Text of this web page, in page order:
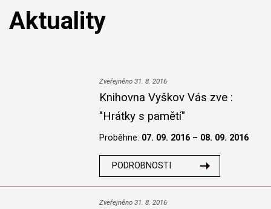
Aktuality
Zveřejněno 31. 8. 2016
Knihovna Vyškov Vás zve :
"Hrátky s pamětí"
Proběhne: 07. 09. 2016 – 08. 09. 2016
PODROBNOSTI
Zveřejněno 31. 8. 2016